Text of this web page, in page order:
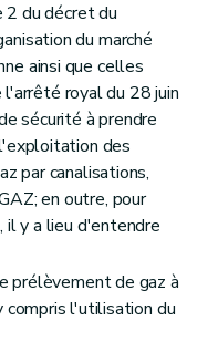
techniques générales
des installations
2 du décret du
du marché
ainsi que celles
l'arrêté royal du 28 juin
sécurité à prendre
des
par canalisations,
en outre, pour
il y a lieu d'entendre
prélèvement de gaz à
compris l'utilisation du